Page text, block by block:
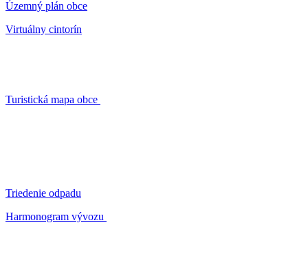
Územný plán obce
Virtuálny cintorín
Turistická mapa obce
Triedenie odpadu
Harmonogram vývozu